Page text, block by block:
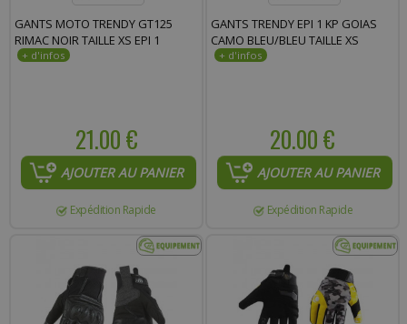
GANTS MOTO TRENDY GT125
RIMAC NOIR TAILLE XS EPI 1
21.00 €
AJOUTER AU PANIER
Expédition Rapide
GANTS TRENDY EPI 1 KP GOIAS
CAMO BLEU/BLEU TAILLE XS
20.00 €
AJOUTER AU PANIER
Expédition Rapide